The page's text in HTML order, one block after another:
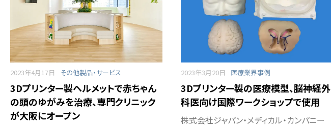
2023年4月17日 その他製品・サービス
3Dプリンター製ヘルメットで赤ちゃん
の頭のゆがみを治療、専門クリニック
が大阪にオープン
2023年3月20日 医療業界事例
3Dプリンター製の医療模型、脳神経外
科医向け国際ワークショップで使用
株式会社ジャパン・メディカル・カンパニー